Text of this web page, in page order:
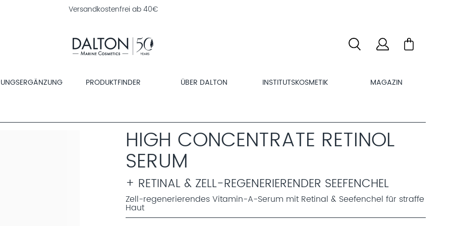
Versandkostenfrei ab 40€
PRODUKTFINDER ÜBER DALTON INSTITUTSKOSMETIK MAGAZIN
HIGH CONCENTRATE RETINOL
SERUM
+ RETINAL & ZELL-REGENERIERENDER SEEFENCHEL
Zell-regenerierendes Vitamin-A-Serum mit Retinal & Seefenchel für straffe
Haut